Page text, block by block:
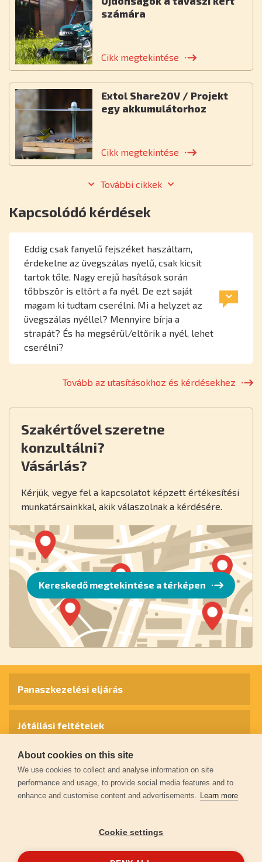
számára
Cikk megtekintése
Extol Share20V / Projekt
egy akkumulátorhoz
Cikk megtekintése
További cikkek
Kapcsolódó kérdések
Eddig csak fanyelű fejszéket haszáltam,
érdekelne az üvegszálas nyelű, csak kicsit
tartok tőle. Nagy erejű hasítások során
tőbbször is eltört a fa nyél. De ezt saját
magam ki tudtam cserélni. Mi a helyzet az
üvegszálas nyéllel? Mennyire bírja a
strapát? És ha megsérül/eltőrik a nyél, lehet
cserélni?
Tovább az utasításokhoz és kérdésekhez
Szakértővel szeretne
konzultálni?
Vásárlás?
Kérjük, vegye fel a kapcsolatot képzett értékesítési
munkatársainkkal, akik válaszolnak a kérdésére.
Kereskedő megtekintése a térképen
Panaszkezelési eljárás
Jótállási feltételek
Személyes adatok védelme
Kapcsolat
Garancia regisztráció
About cookies on this site
We use cookies to collect and analyse information on site
performance and usage, to provide social media features and to
enhance and customise content and advertisements. Learn more
Cookie settings